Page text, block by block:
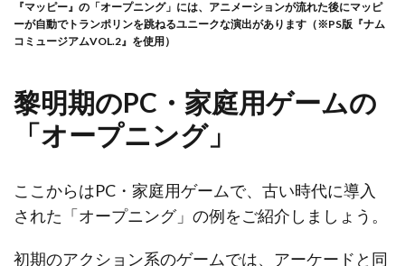
『マッピー』の「オープニング」には、アニメーションが流れた後にマッピ
ーが自動でトランポリンを跳ねるユニークな演出があります（※PS版『ナム
コミュージアムVOL.2』を使用）
黎明期のPC・家庭用ゲームの
「オープニング」
ここからはPC・家庭用ゲームで、古い時代に導入
された「オープニング」の例をご紹介しましょう。
初期のアクション系のゲームでは、アーケードと同